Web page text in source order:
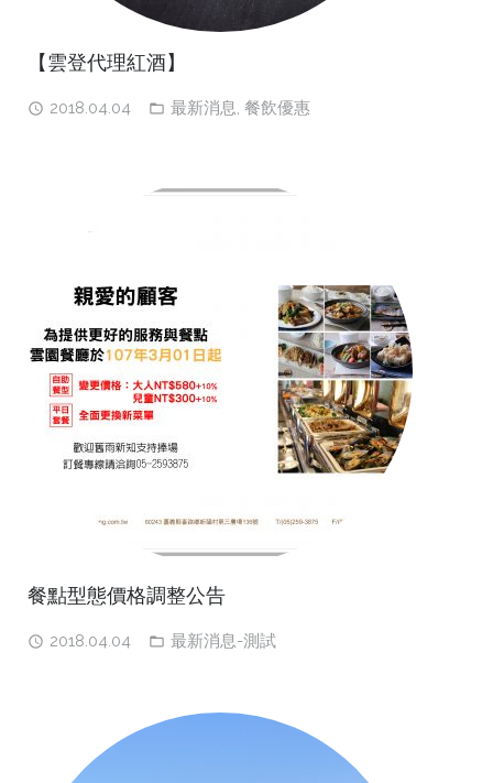
【雲登代理紅酒】
2018.04.04 最新消息, 餐飲優惠
餐點型態價格調整公告
2018.04.04 最新消息-測試